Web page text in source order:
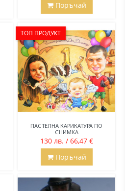
Поръчай
ПАСТЕЛНА КАРИКАТУРА ПО
СНИМКА
130 лв. / 66,47 €
ТОП ПРОДУКТ
Поръчай